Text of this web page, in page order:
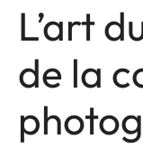
L’art
de la